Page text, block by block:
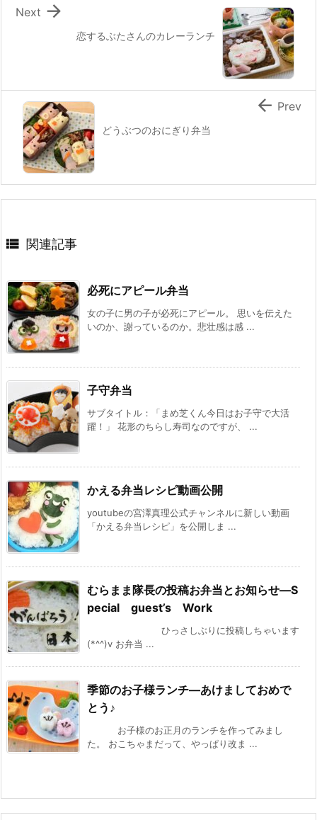
恋するぶたさんのカレーランチ

Next
どうぶつのおにぎり弁当
 Prev
 関連記事
必死にアピール弁当
女の子に男の子が必死にアピール。 思いを伝えた
いのか、謝っているのか。悲壮感は感 ...
子守弁当
サブタイトル：「まめ芝くん今日はお子守で大活
躍！」 花形のちらし寿司なのですが、 ...
かえる弁当レシピ動画公開
youtubeの宮澤真理公式チャンネルに新しい動画
「かえる弁当レシピ」を公開しま ...
むらまま隊長の投稿お弁当とお知らせ—S
pecial guest’s Work
ひっさしぶりに投稿しちゃいます
(*^^)v お弁当 ...
季節のお子様ランチ—あけましておめで
とう♪
お子様のお正月のランチを作ってみまし
た。 おこちゃまだって、やっぱり改ま ...